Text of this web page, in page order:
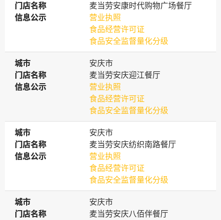
门店名称
门店名称
麦当劳安康时代购物广场餐厅
信息公示
信息公示
营业执照
食品经营许可证
食品安全监督量化分级
城市
城市
安庆市
门店名称
门店名称
麦当劳安庆迎江餐厅
信息公示
信息公示
营业执照
食品经营许可证
食品安全监督量化分级
城市
城市
安庆市
门店名称
门店名称
麦当劳安庆纺织南路餐厅
信息公示
信息公示
营业执照
食品经营许可证
食品安全监督量化分级
城市
城市
安庆市
门店名称
门店名称
麦当劳安庆八佰伴餐厅